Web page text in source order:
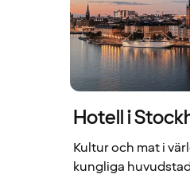
Hotell i
Kultur och mat i
kungliga